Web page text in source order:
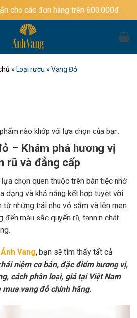
hàng trên 600.000đ
» Loại rượu » Vang Đỏ
nào khớp với lựa chọn của bạn.
– Khám phá hương vị
rũ và đẳng cấp
lựa chọn quen thuộc trên bàn tiệc nhờ
dạng và khả năng kết hợp tuyệt vời
những trái nho vỏ sẫm và lên men
đến màu sắc quyến rũ, tannin chát
Ánh Vang, bạn sẽ tìm thấy tất cả
niệm cơ bản, đặc điểm hương vị,
cách phân loại, giá tại Việt Nam
mua vang đỏ chính hãng.